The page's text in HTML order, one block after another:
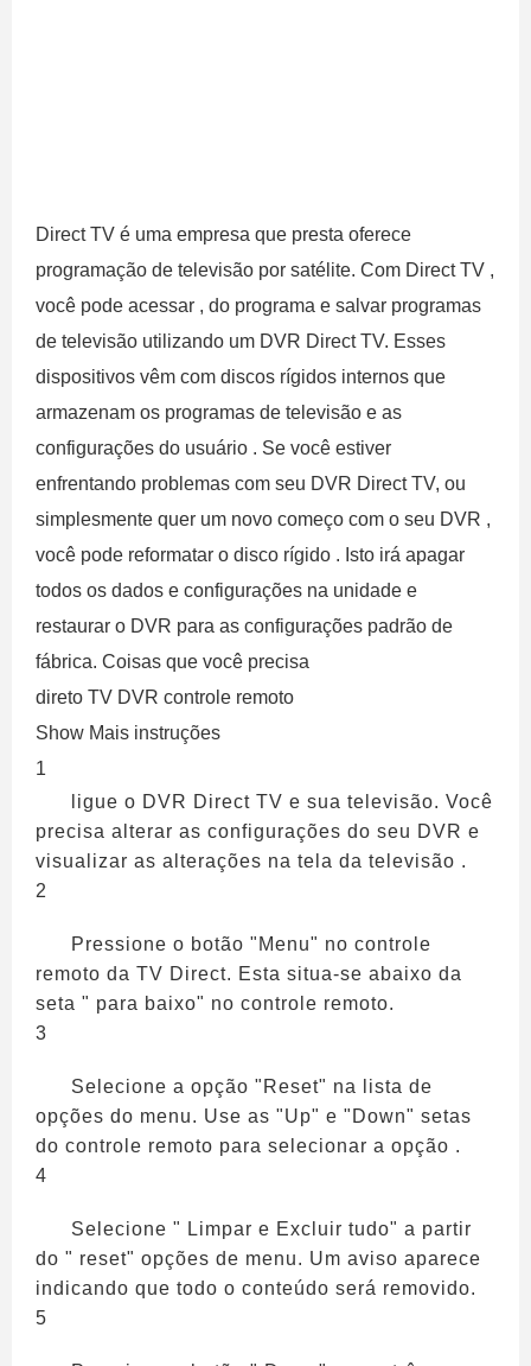
Direct TV é uma empresa que presta oferece
programação de televisão por satélite. Com Direct TV ,
você pode acessar , do programa e salvar programas
de televisão utilizando um DVR Direct TV. Esses
dispositivos vêm com discos rígidos internos que
armazenam os programas de televisão e as
configurações do usuário . Se você estiver
enfrentando problemas com seu DVR Direct TV, ou
simplesmente quer um novo começo com o seu DVR ,
você pode reformatar o disco rígido . Isto irá apagar
todos os dados e configurações na unidade e
restaurar o DVR para as configurações padrão de
fábrica. Coisas que você precisa
direto TV DVR controle remoto
Show Mais instruções
1
ligue o DVR Direct TV e sua televisão. Você
precisa alterar as configurações do seu DVR e
visualizar as alterações na tela da televisão .
2
Pressione o botão "Menu" no controle
remoto da TV Direct. Esta situa-se abaixo da
seta " para baixo" no controle remoto.
3
Selecione a opção "Reset" na lista de
opções do menu. Use as "Up" e "Down" setas
do controle remoto para selecionar a opção .
4
Selecione " Limpar e Excluir tudo" a partir
do " reset" opções de menu. Um aviso aparece
indicando que todo o conteúdo será removido.
5